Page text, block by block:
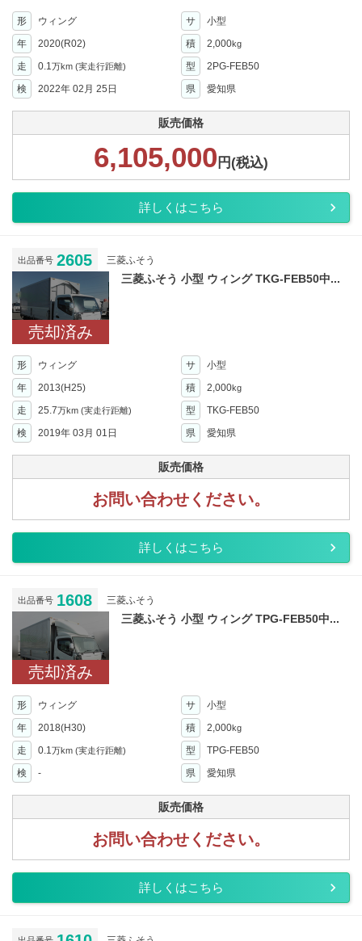
形 ウィング サ
小型
年
2020(R02) 積 2,000kg
走 0.1万km (実走行距離) 型
2PG-FEB50
検
2022年 02月 25日 県 愛知県
販売価格
6,105,000 円(税込)
詳しくはこちら
出品番号 2605 三菱ふそう
売却済み
三菱ふそう 小型 ウィング TKG-FEB50中...
形 ウィング サ
小型
年
2013(H25) 積 2,000kg
走 25.7万km (実走行距離) 型
TKG-FEB50
検
2019年 03月 01日 県 愛知県
販売価格
お問い合わせください。
詳しくはこちら
出品番号 1608 三菱ふそう
売却済み
三菱ふそう 小型 ウィング TPG-FEB50中...
形 ウィング サ
小型
年
2018(H30) 積 2,000kg
走 0.1万km (実走行距離) 型
TPG-FEB50
検
- 県 愛知県
販売価格
お問い合わせください。
詳しくはこちら